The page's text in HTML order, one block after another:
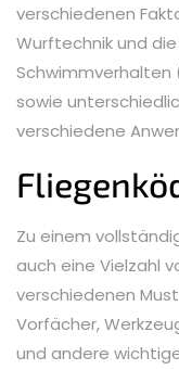
verschiedenen
Wurftechnik und
Schwimmverhalten
sowie
verschiedene
Zu einem
auch eine Vielzahl
verschiedenen
Vorfächer,
und andere